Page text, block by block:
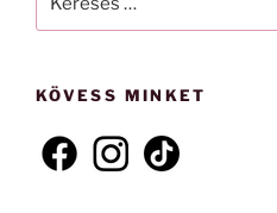
KÖVESS MINKET